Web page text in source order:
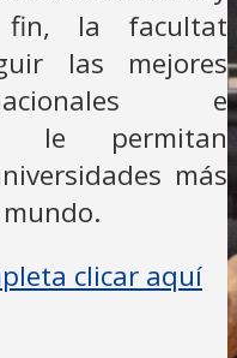
fin, la facultat
las mejores
e
le permitan
más
clicar aquí